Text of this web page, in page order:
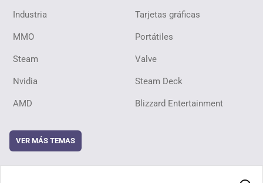
Industria Tarjetas gráficas
MMO Portátiles
Steam Valve
Nvidia Steam Deck
AMD Blizzard Entertainment
VER MÁS TEMAS